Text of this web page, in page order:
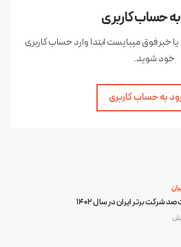
حساب کاربری
خبر فوق میبایست ابتدا وارد حساب کاربری
خود شوید.
به حساب کاربری
شرکت برتر ایران در سال 1402